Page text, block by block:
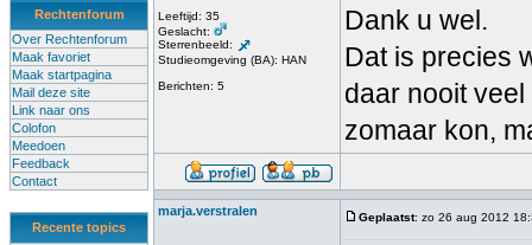
Rechtenforum
Over Rechtenforum
Maak favoriet
Maak startpagina
Mail deze site
Link naar ons
Colofon
Meedoen
Feedback
Contact
Recente topics
Leeftijd: 35
Geslacht:
Sterrenbeeld:
Studieomgeving (BA): HAN
Berichten: 5
Dank u wel.
Dat is precies
daar nooit
zomaar kon,
marja.verstralen Geplaatst: zo 26 aug 2012